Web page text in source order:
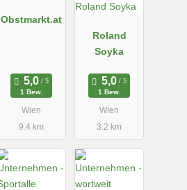
Obstmarkt.at
1 Bew.
Wien
9.4 km
Roland
Soyka
1 Bew.
Wien
3.2 km